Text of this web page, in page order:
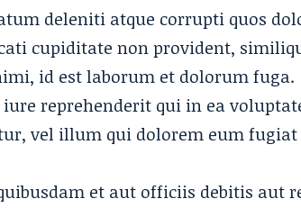
deleniti atque corrupti quos
cupiditate non provident,
id est laborum et dolorum fuga.
reprehenderit qui in ea
vel illum qui dolorem eum
et aut officiis debitis aut